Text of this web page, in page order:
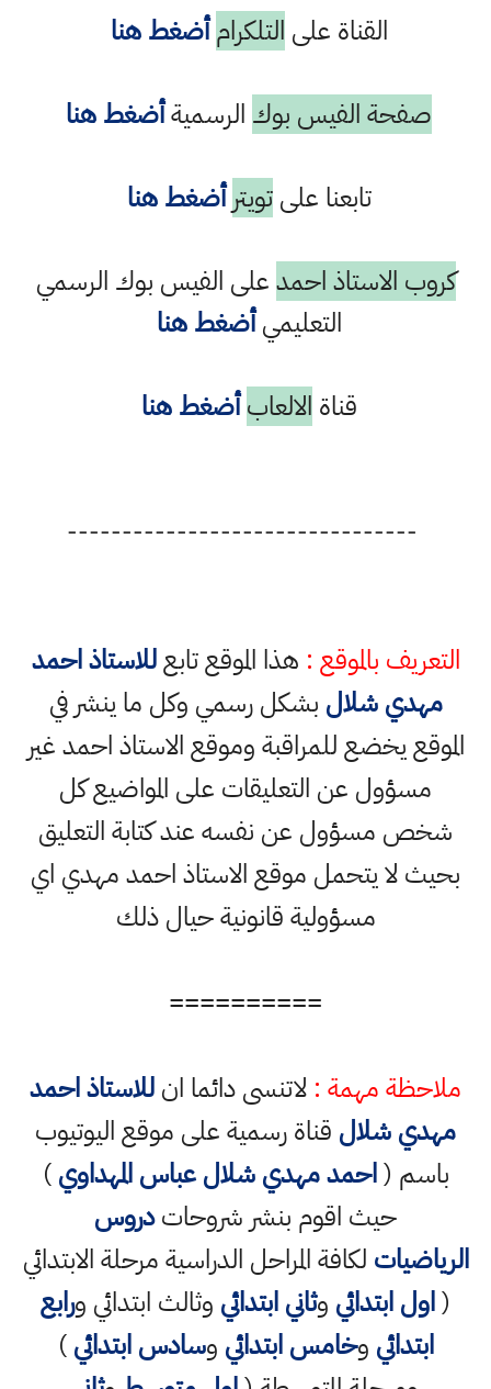
القناة على التلكرام أضغط هنا
صفحة الفيس بوك الرسميةأضغط هنا
تابعنا علىتويتر أضغط هنا
كروب الاستاذ احمدعلى الفيس بوك الرسمي
التعليميأضغط هنا
قناة الالعاب أضغط هنا
--------------------------------
التعريف بالموقع : هذا الموقع تابعللاستاذ احمد
مهدي شلال بشكل رسمي وكل ما ينشر في
الموقع يخضع للمراقبة وموقع الاستاذ احمد غير
مسؤول عن التعليقات على المواضيع كل
شخص مسؤول عن نفسه عند كتابة التعليق
بحيث لا يتحمل موقع الاستاذ احمد مهدي اي
مسؤولية قانونية حيال ذلك
==========
ملاحظة مهمة : لاتنسى دائما انللاستاذ احمد
مهدي شلال قناة رسمية على موقع اليوتيوب
باسم (احمد مهدي شلال عباس المهداوي)
حيث اقوم بنشر شروحاتدروس
الرياضيات لكافة المراحل الدراسية مرحلة الابتدائي
(اول ابتدائي وثاني ابتدائي وثالث ابتدائي ورابع
ابتدائي وخامس ابتدائي وسادس ابتدائي)